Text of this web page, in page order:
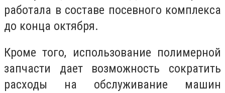
работала в составе посевного комплекса
до конца октября.
Кроме того, использование полимерной
запчасти дает возможность сократить
расходы на обслуживание машин